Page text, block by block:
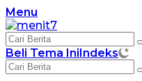
Langsung
ke
konten
Menu
Beli Tema IniIndeks